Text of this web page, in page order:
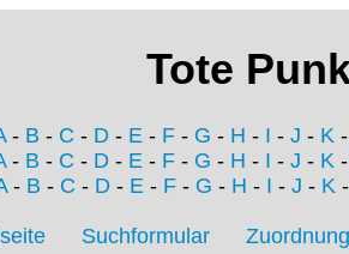
Tote
- B - C - D - E - F - G - H - I - J - K
- B - C - D - E - F - G - H - I - J - K
- B - C - D- E- F- G - H - I - J - K
Suchformular